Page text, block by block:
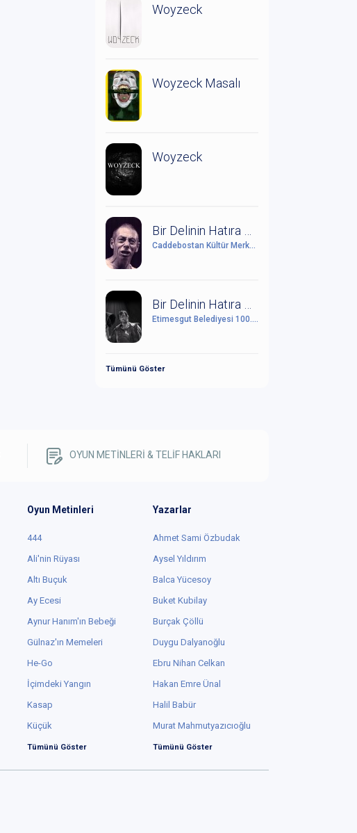
Woyzeck
Woyzeck Masalı
Woyzeck
Caddebostan Kültür Merkezi
Etimesgut Belediyesi 100. Yıl Cumhuriyet Kültür Sanat Merkezi
Tümünü Göster
OYUN METİNLERİ & TELİF HAKLARI
Oyun Metinleri
444
Ali'nin Rüyası
Altı Buçuk
Ay Ecesi
Aynur Hanım'ın Bebeği
Gülnaz'ın Memeleri
He-Go
İçimdeki Yangın
Kasap
Küçük
Tümünü Göster
Yazarlar
Ahmet Sami Özbudak
Aysel Yıldırım
Balca Yücesoy
Buket Kubilay
Burçak Çöllü
Duygu Dalyanoğlu
Ebru Nihan Celkan
Hakan Emre Ünal
Halil Babür
Murat Mahmutyazıcıoğlu
Tümünü Göster